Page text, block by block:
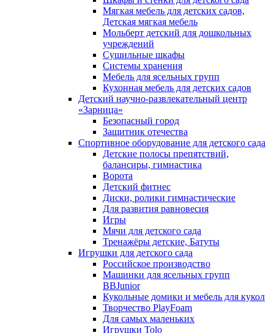
Мягкая мебель для детских садов,
Детская мягкая мебель
Мольберт детский для дошкольных
учреждений
Сушильные шкафы
Системы хранения
Мебель для ясельных групп
Кухонная мебель для детских садов
Детский научно-развлекательный центр
«Зарница»
Безопасный город
Защитник отечества
Спортивное оборудование для детского сада
Детские полосы препятствий,
балансиры, гимнастика
Ворота
Детский фитнес
Диски, ролики гимнастические
Для развития равновесия
Игры
Мячи для детского сада
Тренажёры детские, Батуты
Игрушки для детского сада
Российское производство
Машинки для ясельных групп
BBJunior
Кукольные домики и мебель для кукол
Творчество PlayFoam
Для самых маленьких
Игрушки Tolo